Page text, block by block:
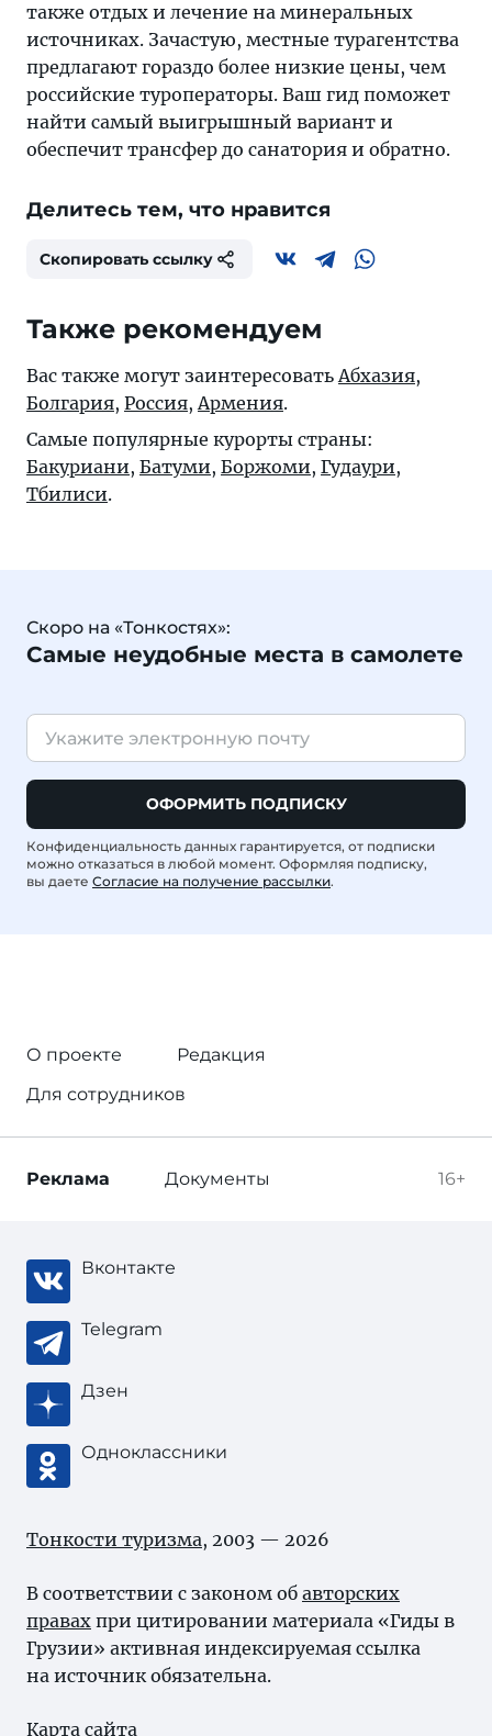
также отдых и лечение на минеральных
источниках. Зачастую, местные турагентства
предлагают гораздо более низкие цены, чем
российские туроператоры. Ваш гид поможет
найти самый выигрышный вариант и
обеспечит трансфер до санатория и обратно.
Делитесь тем, что нравится
Скопировать ссылку
Также рекомендуем
Вас также могут заинтересоватьАбхазия,
Болгария, Россия,Армения.
Самые популярные курорты страны:
Бакуриани, Батуми, Боржоми, Гудаури,
Тбилиси.
Скоро на «Тонкостях»:
Самые неудобные места в самолете
ОФОРМИТЬ ПОДПИСКУ
Конфиденциальность данных гарантируется, от подписки
можно отказаться в любой момент. Оформляя подписку,
вы даете Согласие на получение рассылки.
О проекте
Редакция
Для сотрудников
16+
Реклама Документы
Вконтакте
Telegram
Дзен
Одноклассники
Тонкости туризма, 2003 — 2026
В соответствии с законом об авторских
правах при цитировании материала «Гиды в
Грузии» активная индексируемая ссылка
на источник обязательна.
Карта сайта